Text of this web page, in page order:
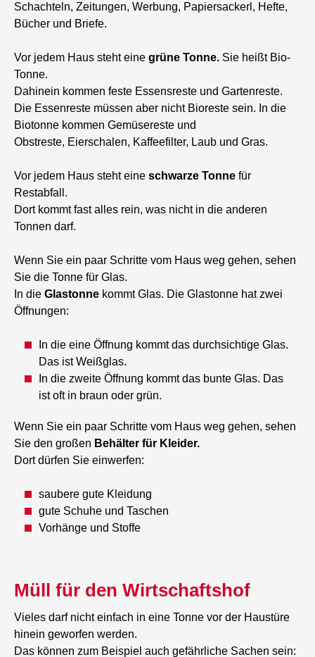
Schachteln, Zeitungen, Werbung, Papiersackerl, Hefte,
Bücher und Briefe.
Vor jedem Haus steht einegrüne Tonne. Sie heißt Bio-
Tonne.
Dahinein kommen feste Essensreste und Gartenreste.
Die Essenreste müssen aber nicht Bioreste sein. In die
Biotonne kommen Gemüsereste und
Obstreste, Eierschalen, Kaffeefilter, Laub und Gras.
Vor jedem Haus steht eineschwarze Tonne für
Restabfall.
Dort kommt fast alles rein, was nicht in die anderen
Tonnen darf.
Wenn Sie ein paar Schritte vom Haus weg gehen, sehen
Sie die Tonne für Glas.
In dieGlastonne kommt Glas. Die Glastonne hat zwei
Öffnungen:
In die eine Öffnung kommt das durchsichtige Glas.
Das ist Weißglas.
In die zweite Öffnung kommt das bunte Glas. Das
ist oft in braun oder grün.
Wenn Sie ein paar Schritte vom Haus weg gehen, sehen
Sie den großen Behälter für Kleider.
Dort dürfen Sie einwerfen:
saubere gute Kleidung
gute Schuhe und Taschen
Vorhänge und Stoffe
Müll für den Wirtschaftshof
Vieles darf nicht einfach in eine Tonne vor der Haustüre
hinein geworfen werden.
Das können zum Beispiel auch gefährliche Sachen sein: